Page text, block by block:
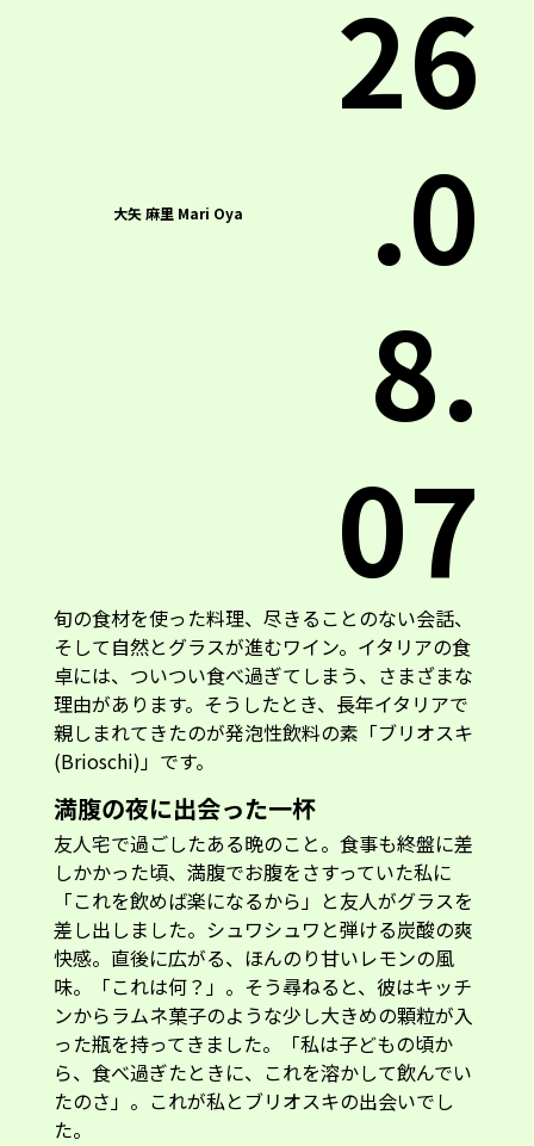
大矢 麻里 Mari Oya
26
.0
8.
07
旬の食材を使った料理、尽きることのない会話、
そして自然とグラスが進むワイン。イタリアの食
卓には、ついつい食べ過ぎてしまう、さまざまな
理由があります。そうしたとき、長年イタリアで
親しまれてきたのが発泡性飲料の素「ブリオスキ
(Brioschi)」です。
満腹の夜に出会った一杯
友人宅で過ごしたある晩のこと。食事も終盤に差
しかかった頃、満腹でお腹をさすっていた私に
「これを飲めば楽になるから」と友人がグラスを
差し出しました。シュワシュワと弾ける炭酸の爽
快感。直後に広がる、ほんのり甘いレモンの風
味。「これは何？」。そう尋ねると、彼はキッチ
ンからラムネ菓子のような少し大きめの顆粒が入
った瓶を持ってきました。「私は子どもの頃か
ら、食べ過ぎたときに、これを溶かして飲んでい
たのさ」。これが私とブリオスキの出会いでし
た。